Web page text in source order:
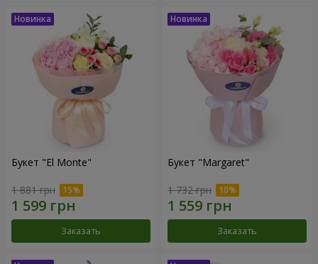
Букет "El Monte"
1 881 грн
Заказать
Букет "Margaret"
1 732 грн
Заказать